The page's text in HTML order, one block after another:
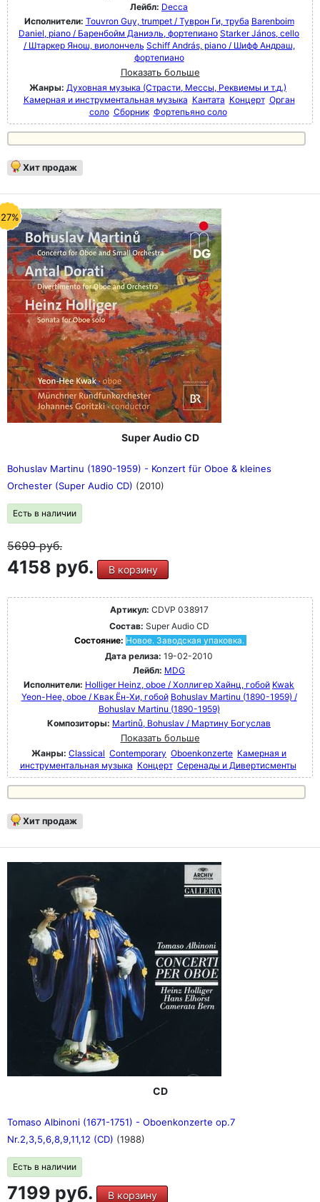
Лейбл: Decca
Исполнители: Touvron Guy, trumpet / Туврон Ги, труба Barenboim
Daniel, piano / Баренбойм Даниэль, фортепиано Starker János, cello
/ Штаркер Янош, виолончель Schiff András, piano / Шифф Андраш,
фортепиано
Показать больше
Жанры: Духовная музыка (Страсти, Мессы, Реквиемы и т.д.)
Камерная и инструментальная музыка Кантата Концерт Орган
соло Сборник Фортепьяно соло
Хит продаж
Super Audio CD
Bohuslav Martinu (1890-1959) - Konzert für Oboe & kleines
Orchester (Super Audio CD) (2010)
Есть в наличии
5699руб.
4158 руб. В корзину
Артикул: CDVP 038917
Состав: Super Audio CD
Состояние: Новое. Заводская упаковка.
Дата релиза: 19-02-2010
Лейбл: MDG
Исполнители: Holliger Heinz, oboe / Холлигер Хайнц, гобой Kwak
Yeon-Hee, oboe / Квак Ён-Хи, гобой Bohuslav Martinu (1890-1959) /
Bohuslav Martinu (1890-1959)
Композиторы: Martinů, Bohuslav / Мартину Богуслав
Показать больше
Жанры: Classical Contemporary Oboenkonzerte Камерная и
инструментальная музыка Концерт Серенады и Дивертисменты
Хит продаж
CD
Tomaso Albinoni (1671-1751) - Oboenkonzerte op.7
Nr.2,3,5,6,8,9,11,12 (CD) (1988)
Есть в наличии
7199 руб. В корзину